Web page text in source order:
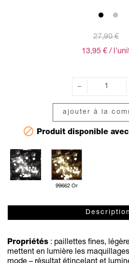
27,90 €
13,95 €/
ajouter à la
 Produit disponible
99662 Or
Description
Propriétés : paillettes fines,
mettent en lumière les